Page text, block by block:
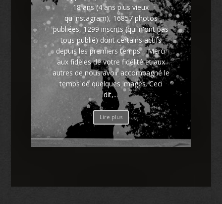
18 ans (4 ans plus vieux
qu'Instagram), 16857 photos
publiées, 1299 inscrits (qui n'ont pas
tous publié) dont certains actifs
depuis les premiers temps… Merci
aux fidèles de votre fidélité et aux
autres de nous avoir accompagné le
temps de quelques images. Ceci
dit,...
Lire plus